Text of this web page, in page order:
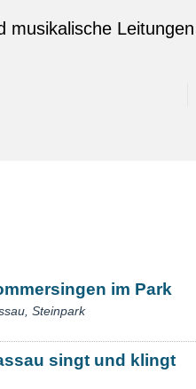
musikalische Leitungen